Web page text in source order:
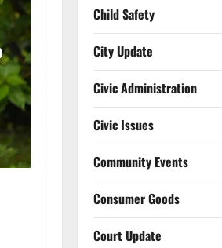
Child Safety
City Update
Civic Administration
Civic Issues
Community Events
Consumer Goods
Court Update